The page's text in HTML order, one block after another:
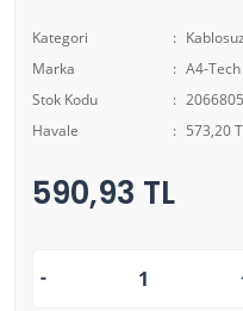
Kategori
Marka
A4-Tech
Stok Kodu
2066805
Havale
573,20
590,93 TL